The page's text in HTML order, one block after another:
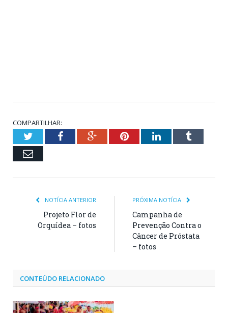
COMPARTILHAR:
TwitterFacebookGoogle+PinterestLinkedInTumblr
Email
NOTÍCIA ANTERIOR
Projeto Flor de
Orquídea – fotos
PRÓXIMA NOTÍCIA
Campanha de
Prevenção Contra o
Câncer de Próstata
– fotos
CONTEÚDO RELACIONADO